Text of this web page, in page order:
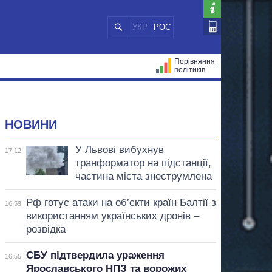
УКР РОС
Порівняння
політиків
НОВИНИ
17:12
У Львові вибухнув
транформатор на підстанції,
частина міста знеструмлена
16:59
Рф готує атаки на об’єкти країн Балтії з
використанням українських дронів –
розвідка
16:55
СБУ підтвердила ураження
Ярославського НПЗ та ворожих